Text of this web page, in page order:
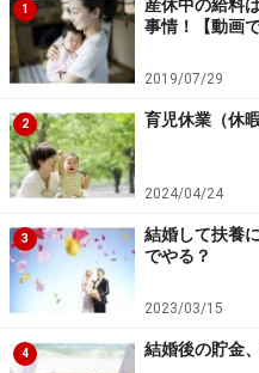
1
産休中の給料
事情！【動画で
2019/07/29
2 育児休業（休
2024/04/24
3
結婚して扶養
でやる？
2023/03/15
4 結婚後の貯金